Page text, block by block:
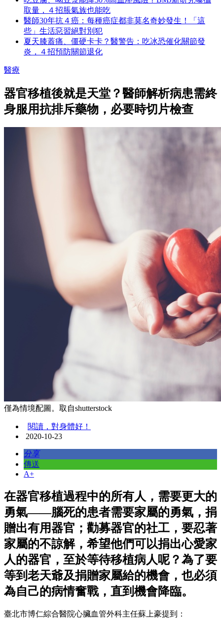
取量，４招脹氣族也能吃
醫師30年抗４癌：每種癌症都非莫名奇妙發生！「這
些」生活惡習絕對別犯
夏天膝蓋痛、僵硬卡卡？醫警告：吃冰恐催化關節發
炎，４招預防關節退化
醫療
器官移植後就是天堂？醫師解析病患需終
身服用抗排斥藥物，必要時切片檢查
僅為情境配圖。取自shutterstock
閱讀，對身體好！
2020-10-23
分享
傳送
A+
在器官移植過程中的所有人，需要更大的
勇氣——腦死的患者需要家屬的勇氣，捐
贈出有用器官；勸募器官的社工，要忍著
家屬的不諒解，希望他們可以捐出心愛家
人的器官，至於等待移植病人呢？為了要
等到老天爺及捐贈家屬給的機會，也必須
為自己的病情奮戰，直到機會降臨。
臺北市博仁綜合醫院心臟血管外科主任蘇上豪提到：